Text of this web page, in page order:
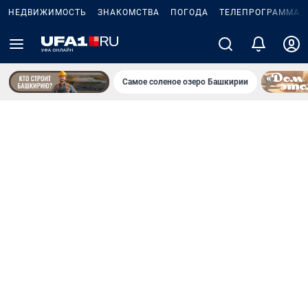
НЕДВИЖИМОСТЬ ЗНАКОМСТВА ПОГОДА ТЕЛЕПРОГРАММА
Самое соленое озеро Башкирии